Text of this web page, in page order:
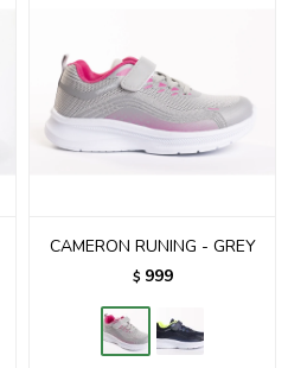
CAMERON RUNING - GREY
$ 999